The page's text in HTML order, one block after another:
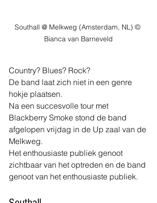
Southall @ Melkweg (Amsterdam, NL) ©
Bianca van Barneveld
Country? Blues? Rock?
De band laat zich niet in een genre
hokje plaatsen.
Na een succesvolle tour met
Blackberry Smoke stond de band
afgelopen vrijdag in de Up zaal van de
Melkweg.
Het enthousiaste publiek genoot
zichtbaar van het optreden en de band
genoot van het enthousiaste publiek.